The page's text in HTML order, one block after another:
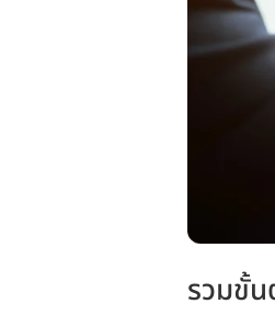
รวมขั้